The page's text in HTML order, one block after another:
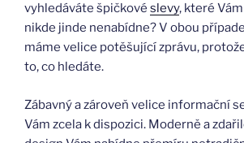
vyhledáváte špičkové slevy, které
nikde jinde nenabídne? V obou
máme velice potěšující zprávu,
to, co hledáte.
Zábavný a zároveň velice informační
Vám zcela k dispozici. Moderně a